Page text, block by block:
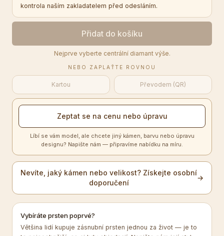
kontrola naším zakladatelem před odesláním.
Přidat do košíku
Nejprve vyberte centrální diamant výše.
NEBO ZAPLAŤTE ROVNOU
Kartou Převodem (QR)
Zeptat se na cenu nebo úpravu
Líbí se vám model, ale chcete jiný kámen, barvu nebo úpravu
designu? Napište nám — připravíme nabídku na míru.
Nevíte, jaký kámen nebo velikost? Získejte osobní
doporučení
→
Vybíráte prsten poprvé?
Většina lidí kupuje zásnubní prsten jednou za život — je to